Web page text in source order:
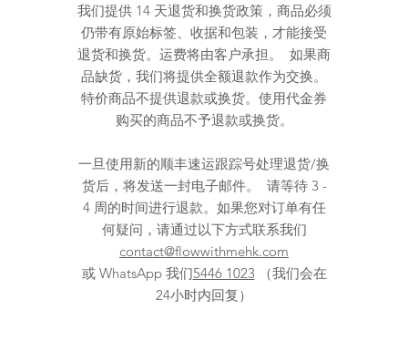
我们提供 14 天退货和换货政策，商品必须
仍带有原始标签、收据和包装，才能接受
退货和换货。运费将由客户承担。 如果商
品缺货，我们将提供全额退款作为交换。
特价商品不提供退款或换货。使用代金券
购买的商品不予退款或换货。
一旦使用新的顺丰速运跟踪号处理退货/换
货后，将发送一封电子邮件。 请等待 3 -
4 周的时间进行退款。如果您对订单有任
何疑问，请通过以下方式联系我们
contact@flowwithmehk.com
或 WhatsApp 我们5446 1023 （我们会在
24小时内回复）